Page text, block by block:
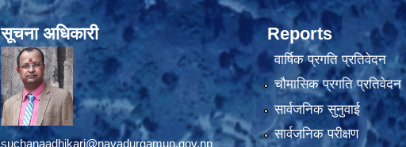
सूचना अधिकारी
suchanaadhikari@navadurgamun.gov.np
Reports
वार्षिक प्रगति प्रतिवेदन
चौमासिक प्रगति प्रतिवेदन
सार्वजनिक सुनुवाई
सार्वजनिक परीक्षण